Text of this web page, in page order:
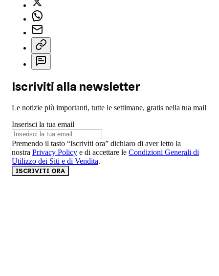
Iscriviti alla newsletter
Le notizie più importanti, tutte le settimane, gratis nella tua mail
Inserisci la tua email
Premendo il tasto “Iscriviti ora” dichiaro di aver letto la
nostra Privacy Policy e di accettare le Condizioni Generali di
Utilizzo dei Siti e di Vendita.
ISCRIVITI ORA